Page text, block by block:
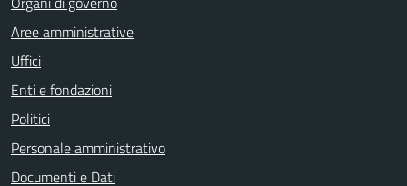
Aree amministrative
Uffici
Enti e fondazioni
Politici
Personale amministrativo
Documenti e Dati